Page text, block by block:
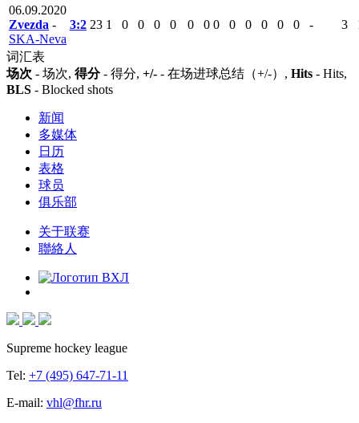
06.09.2020
Zvezda -
SKA-Neva
3:2 23 1 0 0 0 0 0 0 0 0 0 0 0 0 - 3
词汇表
场次 - 场次, 得分- 得分, +/- - 在场进球总结（+/-）, Hits - Hits,
BLS - Blocked shots
新闻
多媒体
日历
表格
球员
俱乐部
关于联赛
聯絡人
Supreme hockey league
Tel: +7 (495) 647-71-11
E-mail: vhl@fhr.ru